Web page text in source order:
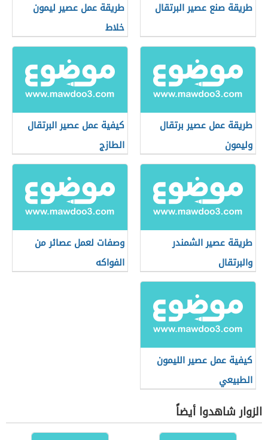
طريقة صنع عصير البرتقال
طريقة عمل عصير ليمون
خلاط
طريقة عمل عصير برتقال
وليمون
كيفية عمل عصير البرتقال
الطازج
طريقة عصير الشمندر
والبرتقال
وصفات لعمل عصائر من
الفواكه
كيفية عمل عصير الليمون
الطبيعي
الزوار شاهدوا أيضاً